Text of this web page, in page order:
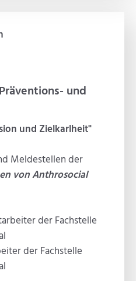
und
und Zielkarlheit"
Meldestellen der
von Anthrosocial
der Fachstelle
der Fachstelle